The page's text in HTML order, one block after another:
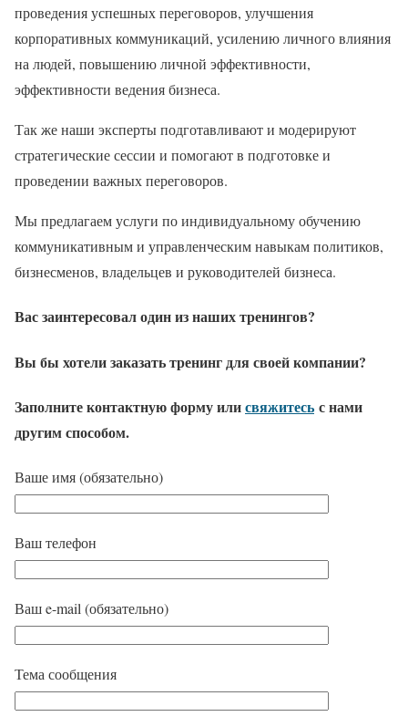
проведения успешных переговоров, улучшения
корпоративных коммуникаций, усилению личного влияния
на людей, повышению личной эффективности,
эффективности ведения бизнеса.
Так же наши эксперты подготавливают и модерируют
стратегические сессии и помогают в подготовке и
проведении важных переговоров.
Мы предлагаем услуги по индивидуальному обучению
коммуникативным и управленческим навыкам политиков,
бизнесменов, владельцев и руководителей бизнеса.
Вас заинтересовал один из наших тренингов?
Вы бы хотели заказать тренинг для своей компании?
Заполните контактную форму илисвяжитесь с нами
другим способом.
Ваше имя (обязательно)
Ваш телефон
Ваш e-mail (обязательно)
Тема сообщения